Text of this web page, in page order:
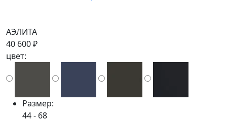
АЭЛИТА
40 600 ₽
цвет:
Размер:
44 - 68